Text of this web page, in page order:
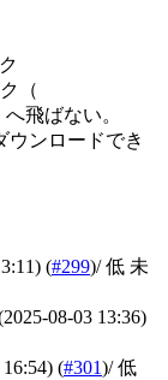
（
へ飛ばない。
ウンロードでき
(#299)/ 低 未
08-03 13:36)
(#301)/ 低